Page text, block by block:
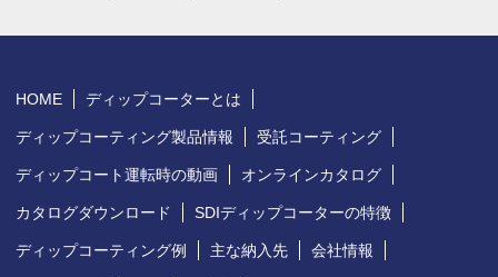
HOME ディップコーターとは
ディップコーティング製品情報 受託コーティング
ディップコート運転時の動画 オンラインカタログ
カタログダウンロード SDIディップコーターの特徴
ディップコーティング例 主な納入先 会社情報